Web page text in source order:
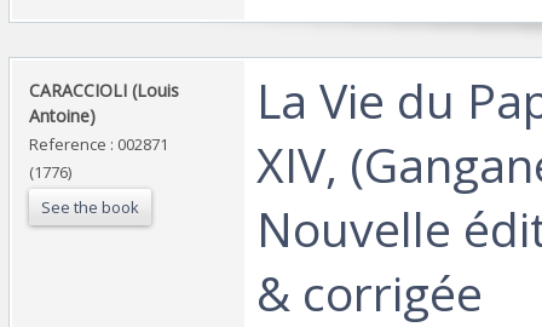
‎CARACCIOLI (Louis
Antoine)‎
Reference : 002871
(1776)
See the book
‎La Vie du
XIV,
Nouvelle
& corrigée ‎